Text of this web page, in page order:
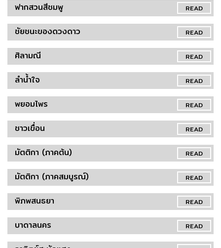
READ
ฟากสวนสีชมพู
READ
ชัยชนะของดวงดาว
READ
ศิลามณี
READ
ลำน้ำใจ
READ
พยอมไพร
READ
ชาวเขื่อน
READ
มัตติกา (ภาคต้น)
READ
มัตติกา (ภาคสมบูรณ์)
READ
พิภพสนธยา
READ
บาดาลนคร